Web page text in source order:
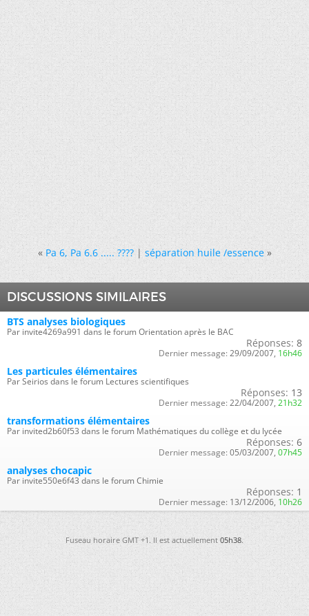
« Pa 6, Pa 6.6 ..... ????|séparation huile /essence »
DISCUSSIONS SIMILAIRES
BTS analyses biologiques
Par invite4269a991 dans le forum Orientation après le BAC
Réponses: 8
Dernier message: 29/09/2007, 16h46
Les particules élémentaires
Par Seirios dans le forum Lectures scientifiques
Réponses: 13
Dernier message: 22/04/2007, 21h32
transformations élémentaires
Par invited2b60f53 dans le forum Mathématiques du collège et du lycée
Réponses: 6
Dernier message: 05/03/2007, 07h45
analyses chocapic
Par invite550e6f43 dans le forum Chimie
Réponses: 1
Dernier message: 13/12/2006, 10h26
Fuseau horaire GMT +1. Il est actuellement05h38.